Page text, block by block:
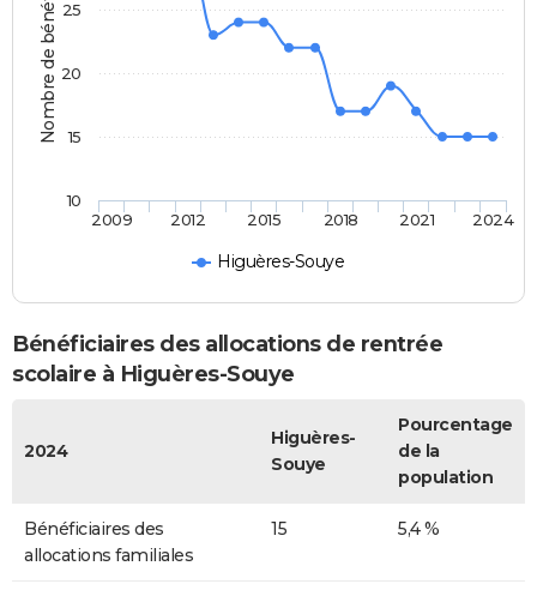
Nombre de bénéficiaires
Higuères-Souye
2009 2012 2015 2018 2021 2024
10
15
20
25
Bénéficiaires des allocations de rentrée
scolaire à Higuères-Souye
2024
Higuères-
Souye
Pourcentage
de la
population
Bénéficiaires des
allocations familiales
15 5,4 %